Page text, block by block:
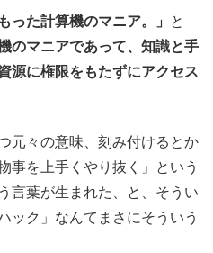
った計算機のマニア。」
と
のマニアであって、知識と手
源に権限をもたずにアクセス
元々の意味、刻み付けるとか
事を上手くやり抜く」という
言葉が生まれた、と、そうい
ック」なんてまさにそういう